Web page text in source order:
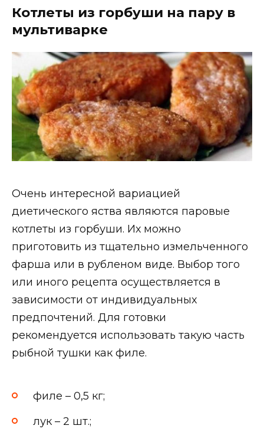
Котлеты из горбуши на пару в
мультиварке
Очень интересной вариацией
диетического яства являются паровые
котлеты из горбуши. Их можно
приготовить из тщательно измельченного
фарша или в рубленом виде. Выбор того
или иного рецепта осуществляется в
зависимости от индивидуальных
предпочтений. Для готовки
рекомендуется использовать такую часть
рыбной тушки как филе.
филе – 0,5 кг;
лук – 2 шт.;